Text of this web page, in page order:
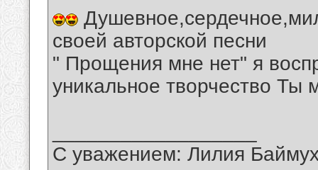
своей авторской песни
" Прощения мне нет" я
уникальное творчество Ты
С уважением: Лилия